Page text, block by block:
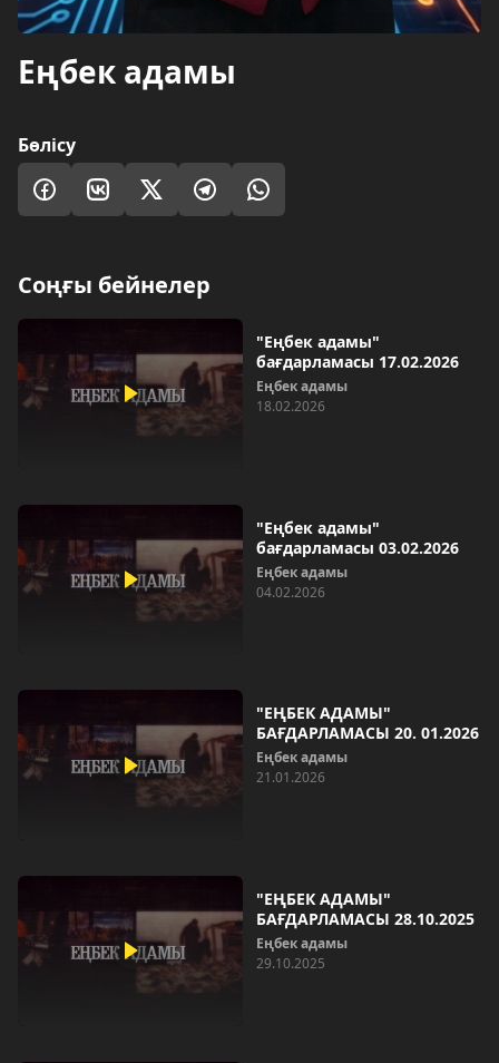
Еңбек адамы
Бөлісу
Соңғы бейнелер
"Еңбек адамы"
бағдарламасы 17.02.2026
Еңбек адамы
18.02.2026
"Еңбек адамы"
бағдарламасы 03.02.2026
Еңбек адамы
04.02.2026
"ЕҢБЕК АДАМЫ"
БАҒДАРЛАМАСЫ 20. 01.2026
Еңбек адамы
21.01.2026
"ЕҢБЕК АДАМЫ"
БАҒДАРЛАМАСЫ 28.10.2025
Еңбек адамы
29.10.2025